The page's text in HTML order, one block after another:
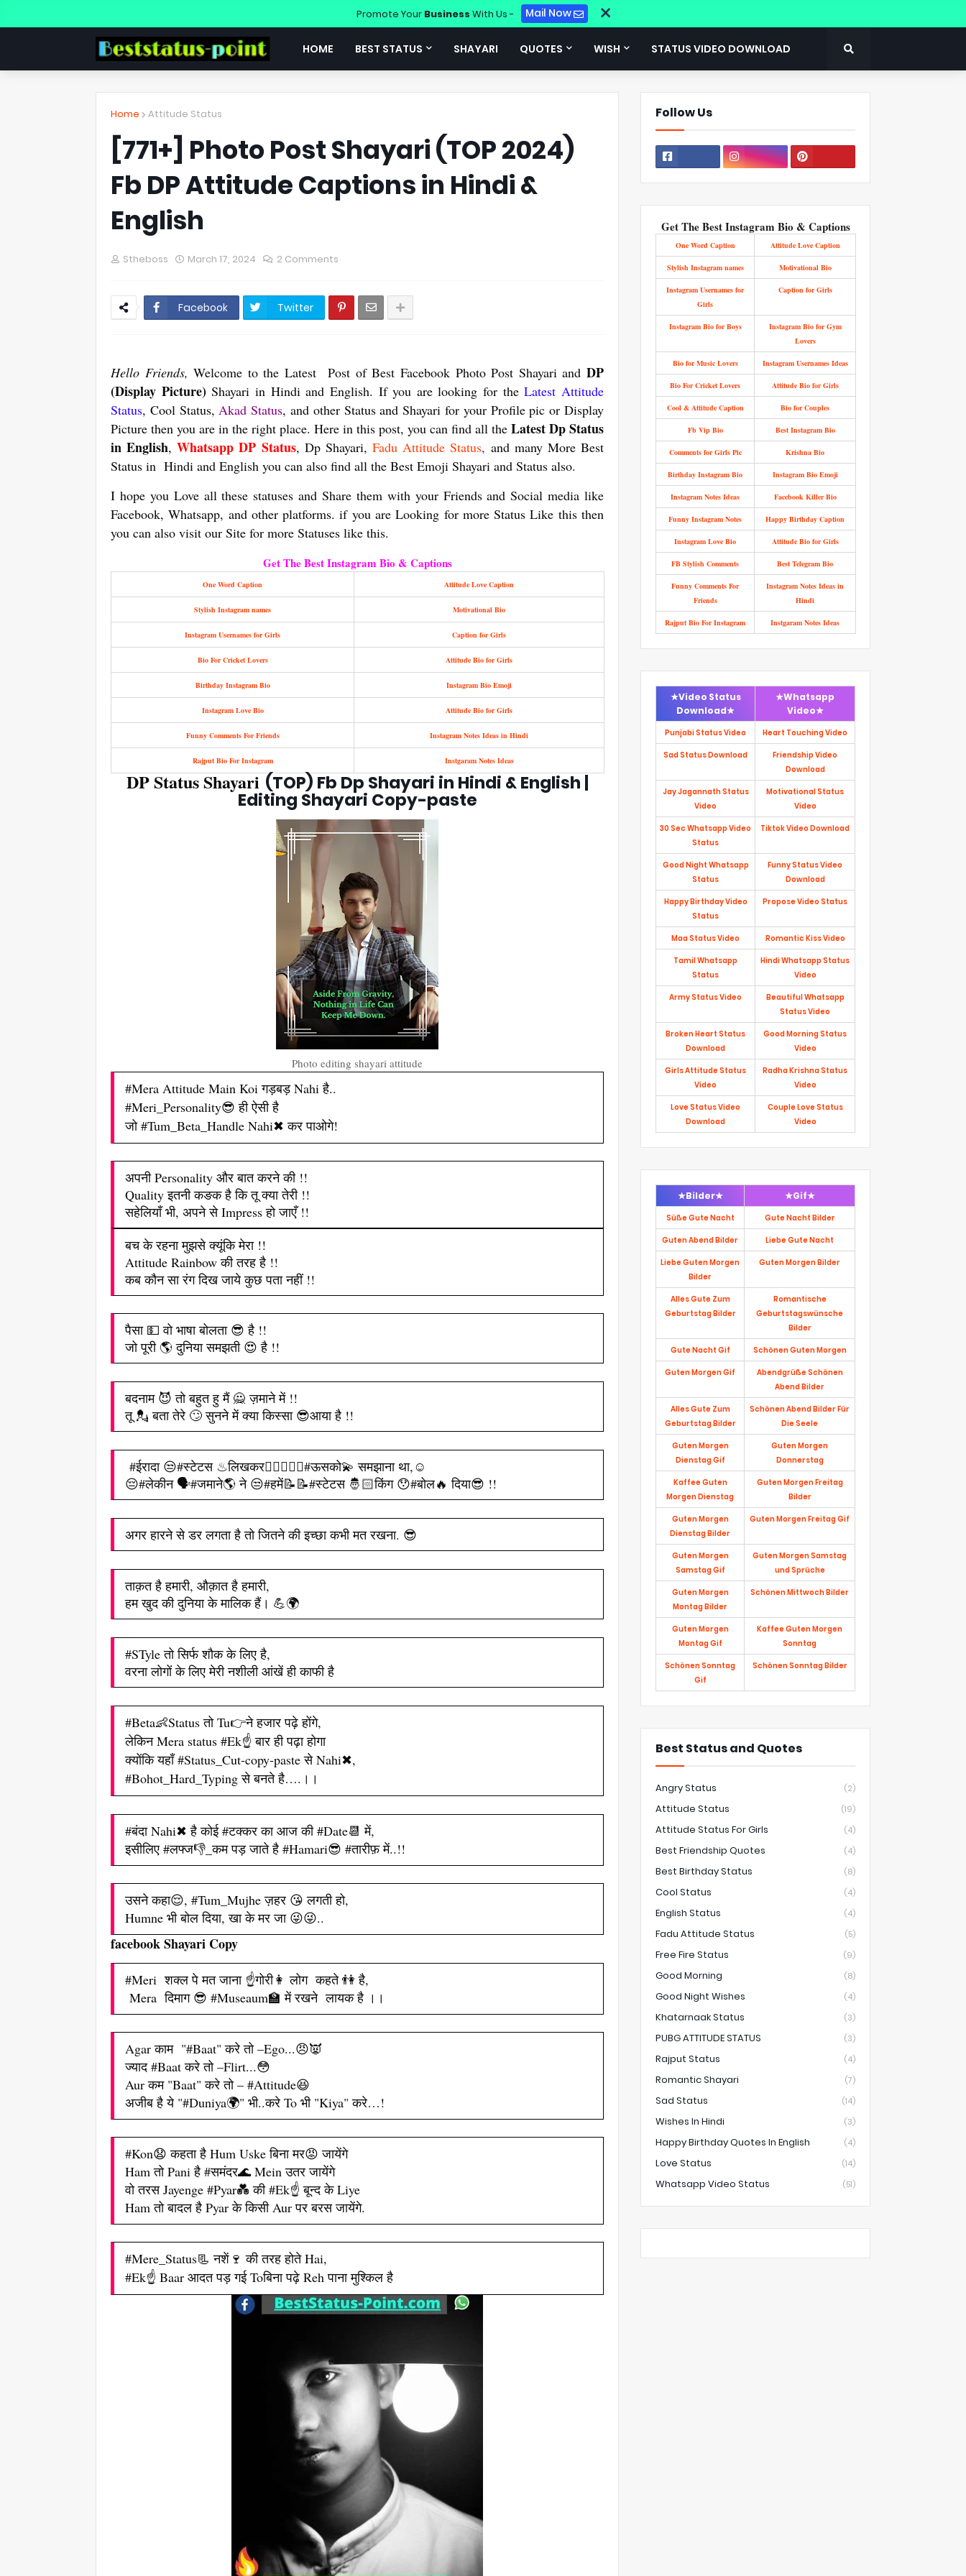
Promote Your Business With Us - Mail Now ×
HOME BEST STATUS SHAYARI QUOTES WISH STATUS VIDEO DOWNLOAD
Home Attitude Status
[771+] Photo Post Shayari (TOP 2024)
Fb DP Attitude Captions in Hindi &
English
Stheboss March 17, 2024 2 Comments
Facebook Twitter
Hello Friends, Welcome to the Latest Post of Best Facebook Photo Post Shayari andDP
(Display Picture)Shayari in Hindi and English. If you are looking for theLatest Attitude
Status, Cool Status,Akad Status, and other Status and Shayari for your Profile pic or Display
Picture then you are in the right place. Here in this post, you can find all the Latest Dp Status
in English,Whatsapp DP Status, Dp Shayari,Fadu Attitude Status, and many More Best
Status in Hindi and English you can also find all the Best Emoji Shayari and Status also.
I hope you Love all these statuses and Share them with your Friends and Social media like
Facebook, Whatsapp, and other platforms. if you are Looking for more Status Like this then
you can also visit our Site for more Statuses like this.
Get The Best Instagram Bio & Captions
One Word Caption Attitude Love Caption
Stylish Instagram names Motivational Bio
Instagram Usernames for Girls Caption for Girls
Bio For Cricket Lovers Attitude Bio for Girls
Birthday Instagram Bio Instagram Bio Emoji
Instagram Love Bio Attitude Bio for Girls
Funny Comments For Friends Instagram Notes Ideas in Hindi
Rajput Bio For Instagram Instgaram Notes Ideas
DP Status Shayari(TOP) Fb Dp Shayari in Hindi & English |
Editing Shayari Copy-paste
Photo editing shayari attitude
#Mera Attitude Main Koi गड़बड़ Nahi है..
#Meri_Personality😎 ही ऐसी है
जो #Tum_Beta_Handle Nahi✖ कर पाओगे!
अपनी Personality और बात करने की !!
Quality इतनी कङक है कि तू क्या तेरी !!
सहेलियाँ भी, अपने से Impress हो जाएँ !!
बच के रहना मुझसे क्यूंकि मेरा !!
Attitude Rainbow की तरह है !!
कब कौन सा रंग दिख जाये कुछ पता नहीं !!
पैसा 💵 वो भाषा बोलता 😎 है !!
जो पूरी 🌎 दुनिया समझती 😍 है !!
बदनाम 😈 तो बहुत हु मैं 🙅 ज़माने में !!
तू 💂 बता तेरे 🙄 सुनने में क्या किस्सा 😎आया है !!
#ईरादा 😒#स्टेटस ♨लिखकर👉🏻👱🏻‍♀#ऊसको💫 समझाना था,☺
😔#लेकीन 🗣#जमाने🌎 ने 😒#हमें📝📝#स्टेटस 🤴🏻किंग 😯#बोल🔥 दिया😎 !!
अगर हारने से डर लगता है तो जितने की इच्छा कभी मत रखना. 😎
ताक़त है हमारी, औक़ात है हमारी,
हम खुद की दुनिया के मालिक हैं। 💪🌍
#STyle तो सिर्फ शौक के लिए है,
वरना लोगों के लिए मेरी नशीली आंखें ही काफी है
#Beta👶Status तो Tu👉ने हजार पढ़े होंगे,
लेकिन Mera status #Ek☝ बार ही पढ़ा होगा
क्योंकि यहाँ #Status_Cut-copy-paste से Nahi✖,
#Bohot_Hard_Typing से बनते है….।।
#बंदा Nahi✖ है कोई #टक्कर का आज की #Date📆 में,
इसीलिए #लफ्ज👎_कम पड़ जाते है #Hamari😎 #तारीफ़ में..!!
उसने कहा😌, #Tum_Mujhe ज़हर 😘 लगती हो,
Humne भी बोल दिया, खा के मर जा 😜😜..
facebook Shayari Copy
#Meri शक्ल पे मत जाना ☝गोरी👩 लोग कहते 👫 है,
Mera दिमाग 😎 #Museaum🏫 में रखने लायक है ।।
Agar काम "#Baat" करे तो –Ego...😠👿
ज्याद #Baat करे तो –Flirt...😳
Aur कम "Baat" करे तो – #Attitude😆
अजीब है ये "#Duniya🌍" भी..करे To भी "Kiya" करे…!
#Kon😧 कहता है Hum Uske बिना मर😡 जायेंगे
Ham तो Pani है #समंदर🌊 Mein उतर जायेंगे
वो तरस Jayenge #Pyar💑 की #Ek☝ बून्द के Liye
Ham तो बादल है Pyar के किसी Aur पर बरस जायेंगे.
#Mere_Status📃 नशें🍷 की तरह होते Hai,
#Ek☝ Baar आदत पड़ गई Toबिना पढ़े Reh पाना मुश्किल है
Follow Us
Get The Best Instagram Bio & Captions
One Word Caption Attitude Love Caption
Stylish Instagram names Motivational Bio
Instagram Usernames for
Girls
Caption for Girls
Instagram Bio for Boys
Instagram Bio for Gym
Lovers
Bio for Music Lovers Instagram Usernames Ideas
Bio For Cricket Lovers Attitude Bio for Girls
Cool & Attitude Caption Bio for Couples
Fb Vip Bio Best Instagram Bio
Comments for Girls Pic Krishna Bio
Birthday Instagram Bio Instagram Bio Emoji
Instagram Notes Ideas Facebook Killer Bio
Funny Instagram Notes Happy Birthday Caption
Instagram Love Bio Attitude Bio for Girls
FB Stylish Comments Best Telegram Bio
Funny Comments For
Friends
Instagram Notes Ideas in
Hindi
Rajput Bio For Instagram Instgaram Notes Ideas
★Video Status
Download★
★Whatsapp
Video★
Punjabi Status Video Heart Touching Video
Sad Status Download
Friendship Video
Download
Jay Jagannath Status
Video
Motivational Status
Video
30 Sec Whatsapp Video
Status
Tiktok Video Download
Good Night Whatsapp
Status
Funny Status Video
Download
Happy Birthday Video
Status
Propose Video Status
Maa Status Video Romantic Kiss Video
Tamil Whatsapp
Status
Hindi Whatsapp Status
Video
Army Status Video
Beautiful Whatsapp
Status Video
Broken Heart Status
Download
Good Morning Status
Video
Girls Attitude Status
Video
Radha Krishna Status
Video
Love Status Video
Download
Couple Love Status
Video
★Bilder★ ★Gif★
Süße Gute Nacht Gute Nacht Bilder
Guten Abend Bilder Liebe Gute Nacht
Liebe Guten Morgen
Bilder
Guten Morgen Bilder
Alles Gute Zum
Geburtstag Bilder
Romantische
Geburtstagswünsche
Bilder
Gute Nacht Gif Schönen Guten Morgen
Guten Morgen Gif
Abendgrüße Schönen
Abend Bilder
Alles Gute Zum
Geburtstag Bilder
Schönen Abend Bilder Für
Die Seele
Guten Morgen
Dienstag Gif
Guten Morgen
Donnerstag
Kaffee Guten
Morgen Dienstag
Guten Morgen Freitag
Bilder
Guten Morgen
Dienstag Bilder
Guten Morgen Freitag Gif
Guten Morgen
Samstag Gif
Guten Morgen Samstag
und Sprüche
Guten Morgen
Montag Bilder
Schönen Mittwoch Bilder
Guten Morgen
Montag Gif
Kaffee Guten Morgen
Sonntag
Schönen Sonntag
Gif
Schönen Sonntag Bilder
Best Status and Quotes
Angry Status (2)
Attitude Status (19)
Attitude Status For Girls (4)
Best Friendship Quotes (4)
Best Birthday Status (8)
Cool Status (4)
English Status (4)
Fadu Attitude Status (5)
Free Fire Status (9)
Good Morning (8)
Good Night Wishes (4)
Khatarnaak Status (3)
PUBG ATTITUDE STATUS (3)
Rajput Status (4)
Romantic Shayari (7)
Sad Status (14)
Wishes In Hindi (3)
Happy Birthday Quotes In English (4)
Love Status (14)
Whatsapp Video Status (51)